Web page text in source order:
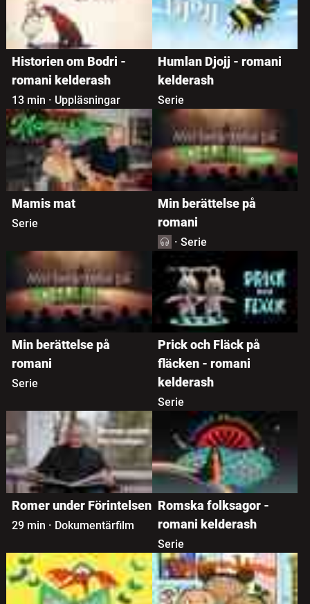
Historien om Bodri -
romani kelderash
13 min · Uppläsningar
Humlan Djojj - romani
kelderash
Serie
Mamis mat
Serie
Min berättelse på
romani
· Serie
Min berättelse på
romani
Serie
Prick och Fläck på
fläcken - romani
kelderash
Serie
Romer under Förintelsen
29 min · Dokumentärfilm
Romska folksagor -
romani kelderash
Serie